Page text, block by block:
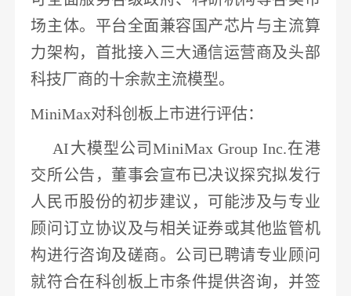
场主体。 平台全面兼容 国产芯片与主流算
力架构，首批接入三大通信运营商及头部
科技厂商的十余款主流模型。
MiniMax对科创板上市进行评估：
AI大模型公司MiniMax Group Inc.在港
交所公告， 董事会宣布已决议探究拟发行
人民币股份的初步建议 ，可能涉及与专业
顾问订立协议及与相关证券或其他监管机
构进行咨询及磋商。公司已聘请专业顾问
就符合在科创板上市条件提供咨询，并签